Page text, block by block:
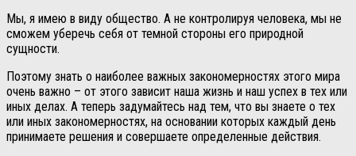
Мы, я имею в виду общество. А не контролируя человека, мы не
сможем уберечь себя от темной стороны его природной
сущности.
Поэтому знать о наиболее важных закономерностях этого мира
очень важно – от этого зависит наша жизнь и наш успех в тех или
иных делах. А теперь задумайтесь над тем, что вы знаете о тех
или иных закономерностях, на основании которых каждый день
принимаете решения и совершаете определенные действия.